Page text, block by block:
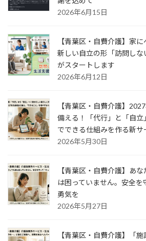
2026年6月15日
【青葉区・自費介護】家
新しい自立の形「訪問しな
がスタートします
2026年6月12日
【青葉区・自費介護】
備える！「代行」と「自
でできる仕組みを作る新サ
2026年5月30日
【青葉区・自費介護】あ
は困っていません。安全を
勇気を
2026年5月27日
【青葉区・自費介護】「